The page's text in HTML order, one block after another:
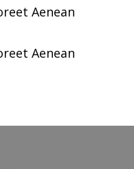
Aenean
Aenean